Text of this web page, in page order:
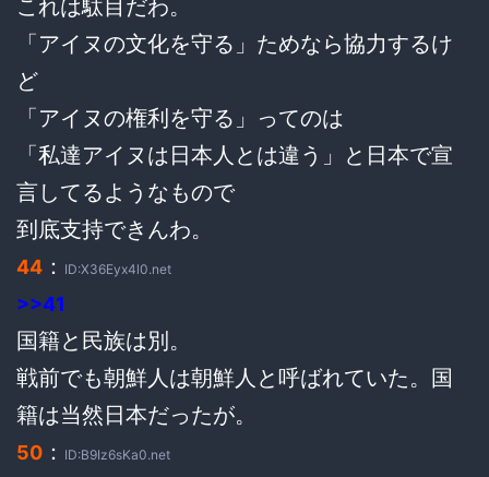
これは駄目だわ。
「アイヌの文化を守る」ためなら協力するけ
ど
「アイヌの権利を守る」ってのは
「私達アイヌは日本人とは違う」と日本で宣
言してるようなもので
到底支持できんわ。
44 ： ID:X36Eyx4l0.net
>>41
国籍と民族は別。
戦前でも朝鮮人は朝鮮人と呼ばれていた。国
籍は当然日本だったが。
50 ： ID:B9Iz6sKa0.net